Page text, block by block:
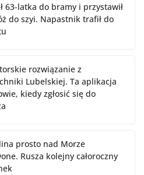
63-latka do bramy i przystawił
do szyi. Napastnik trafił do
rozwiązanie z
Lubelskiej. Ta aplikacja
kiedy zgłosić się do
prosto nad Morze
Rusza kolejny całoroczny